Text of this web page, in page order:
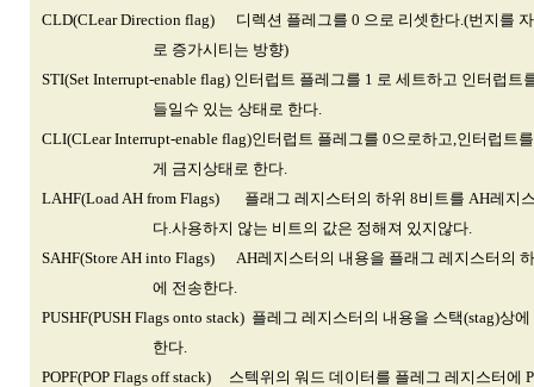
CLD(CLear Direction flag) 디렉션 플레그를 0 으로 리셋한다.(번지를
로 증가시티는 방향)
STI(Set Interrupt-enable flag) 인터럽트 플레그를 1 로 세트하고 인터럽트
들일수 있는 상태로 한다.
CLI(CLear Interrupt-enable flag)인터럽트 플레그를 0으로하고,인터럽트
게 금지상태로 한다.
LAHF(Load AH from Flags) 플래그 레지스터의 하위 8비트를 AH레지
다.사용하지 않는 비트의 값은 정해져 있지않다.
SAHF(Store AH into Flags) AH레지스터의 내용을 플래그 레지스터의
에 전송한다.
PUSHF(PUSH Flags onto stack) 플레그 레지스터의 내용을 스택(stag)상에
한다.
POPF(POP Flags off stack) 스텍위의 워드 데이터를 플레그 레지스터에